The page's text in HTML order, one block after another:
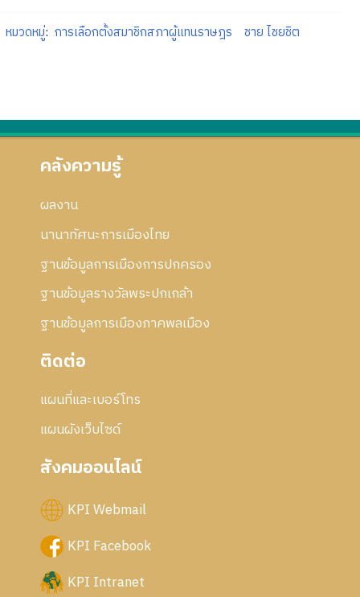
หมวดหมู่: การเลือกตั้งสมาชิกสภาผู้แทนราษฎร ชาย ไชยชิต
คลังความรู้
ผลงาน
นานาทัศนะการเมืองไทย
ฐานข้อมูลการเมืองการปกครอง
ฐานข้อมูลรางวัลพระปกเกล้า
ฐานข้อมูลการเมืองภาคพลเมือง
ติดต่อ
แผนที่และเบอร์โทร
แผนผังเว็บไซด์
สังคมออนไลน์
KPI Webmail
KPI Facebook
KPI Intranet